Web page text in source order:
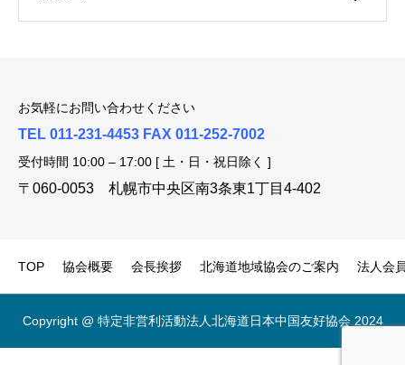
お気軽にお問い合わせください
TEL 011-231-4453 FAX 011-252-7002
受付時間 10:00 – 17:00 [ 土・日・祝日除く ]
〒060-0053 札幌市中央区南3条東1丁目4-402
TOP 協会概要 会長挨拶 北海道地域協会のご案内 法人会
Copyright @ 特定非営利活動法人北海道日本中国友好協会 2024